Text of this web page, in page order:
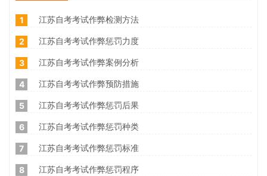
1 江苏自考考试作弊检测方法
2 江苏自考考试作弊惩罚力度
3 江苏自考考试作弊案例分析
4 江苏自考考试作弊预防措施
5 江苏自考考试作弊惩罚后果
6 江苏自考考试作弊惩罚种类
7 江苏自考考试作弊惩罚标准
8 江苏自考考试作弊惩罚程序